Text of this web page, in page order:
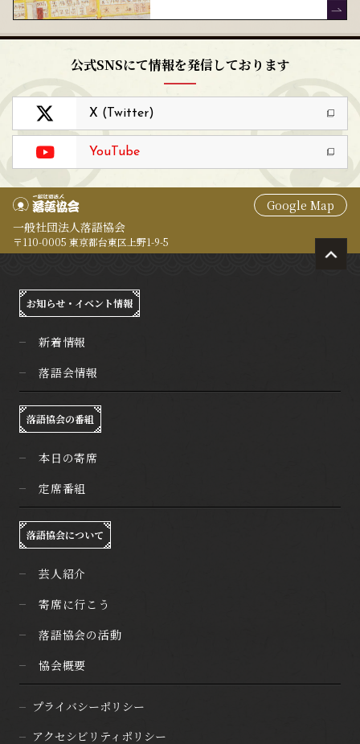
公式SNSにて情報を発信しております
X (Twitter)
YouTube
Google Map
一般社団法人落語協会
〒110-0005 東京都台東区上野1-9-5
お知らせ・イベント情報
新着情報
落語会情報
落語協会の番組
本日の寄席
定席番組
落語協会について
芸人紹介
寄席に行こう
落語協会の活動
協会概要
プライバシーポリシー
アクセシビリティポリシー